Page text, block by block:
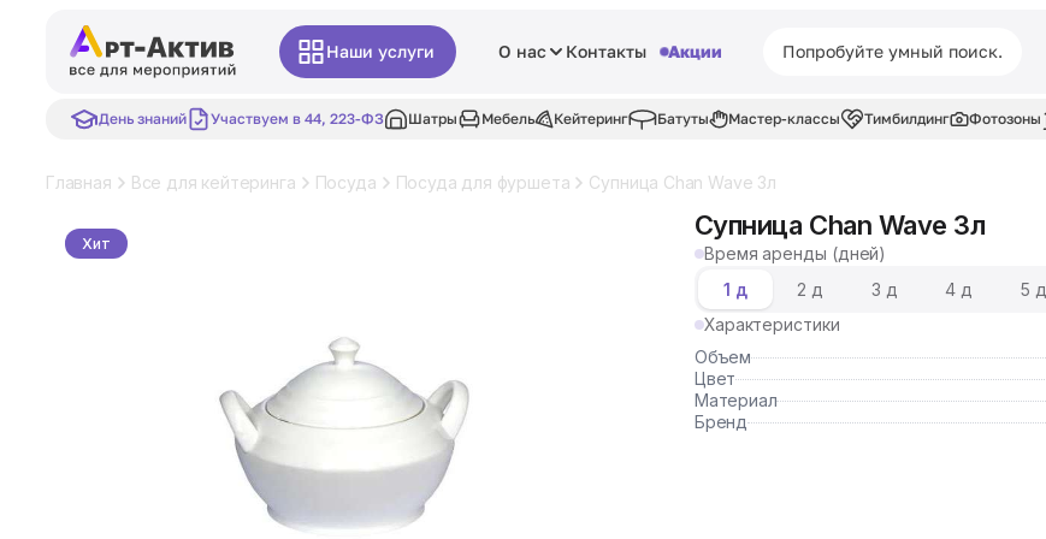
Наши услуги О нас Контакты Акции
День знаний Участвуем в 44, 223-ФЗ Шатры Мебель Кейтеринг Батуты Мастер-классы Тимбилдинг Фотозоны
Главная Все для кейтеринга Посуда Посуда для фуршета Супница Chan Wave 3л
Хит
Супница Chan Wave 3л
Время аренды (дней)
1 д
2 д 3 д 4 д 5 д
Характеристики
Объем
Цвет
Материал
Бренд